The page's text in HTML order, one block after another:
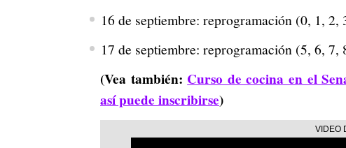
16 de septiembre: reprogramación (0, 1, 2,
17 de septiembre: reprogramación (5, 6, 7,
(Vea también: Curso de cocina en el
así puede inscribirse)